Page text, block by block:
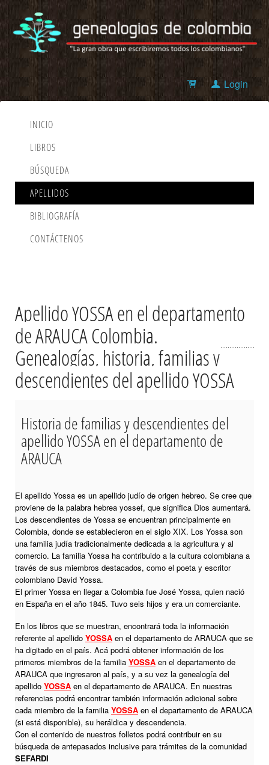
Login
INICIO
LIBROS
BÚSQUEDA
APELLIDOS
BIBLIOGRAFÍA
CONTÁCTENOS
Apellido YOSSA en el departamento
de ARAUCA Colombia.
Genealogías, historia, familias y
descendientes del apellido YOSSA
Historia de familias y descendientes del
apellido YOSSA en el departamento de
ARAUCA
El apellido Yossa es un apellido judío de origen hebreo. Se cree que
proviene de la palabra hebrea yossef, que significa Dios aumentará.
Los descendientes de Yossa se encuentran principalmente en
Colombia, donde se establecieron en el siglo XIX. Los Yossa son
una familia judía tradicionalmente dedicada a la agricultura y al
comercio. La familia Yossa ha contribuido a la cultura colombiana a
través de sus miembros destacados, como el poeta y escritor
colombiano David Yossa.
El primer Yossa en llegar a Colombia fue José Yossa, quien nació
en España en el año 1845. Tuvo seis hijos y era un comerciante.
En los libros que se muestran, encontrará toda la información
referente al apellido YOSSA en el departamento de ARAUCA que se
ha digitado en el país. Acá podrá obtener información de los
primeros miembros de la familia YOSSA en el departamento de
ARAUCA que ingresaron al país, y a su vez la genealogía del
apellido YOSSA en el departamento de ARAUCA. En nuestras
referencias podrá encontrar también información adicional sobre
cada miembro de la familia YOSSA en el departamento de ARAUCA
(si está disponible), su heráldica y descendencia.
Con el contenido de nuestros folletos podrá contribuir en su
búsqueda de antepasados inclusive para trámites de la comunidad
SEFARDI